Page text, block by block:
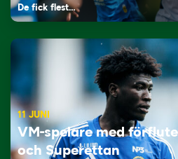
De fick flest…
11 JUNI
VM-spelare med
och Superettan